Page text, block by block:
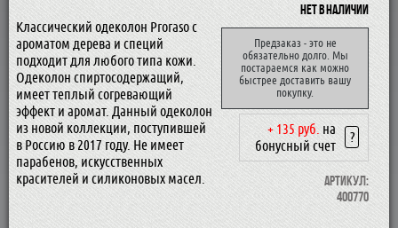
Нет в наличии
Предзаказ - это не
обязательно долго. Мы
постараемся как можно
быстрее доставить вашу
покупку.
+ 135 руб. на
бонусный счет
?
Артикул:
400770
Классический одеколон Proraso с
ароматом дерева и специй
подходит для любого типа кожи.
Одеколон спиртосодержащий,
имеет теплый согревающий
эффект и аромат. Данный одеколон
из новой коллекции, поступившей
в Россию в 2017 году. Не имеет
парабенов, искусственных
красителей и силиконовых масел.